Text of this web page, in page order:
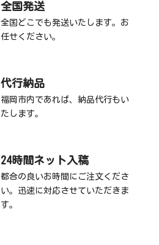
全国発送
全国どこでも発送いたします。お
任せください。
代行納品
福岡市内であれば、納品代行もい
たします。
24時間ネット入稿
都合の良いお時間にご注文くださ
い。迅速に対応させていただきま
す。